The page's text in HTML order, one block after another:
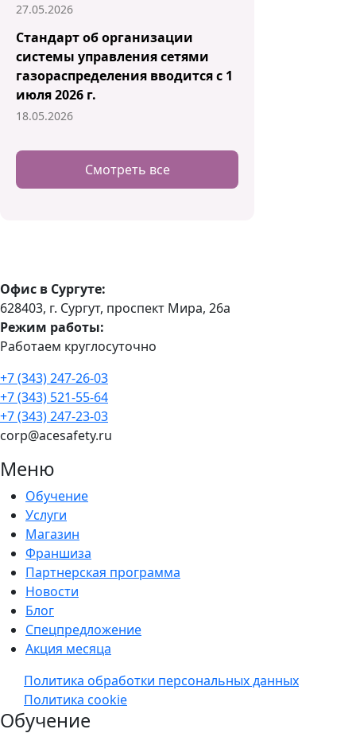
27.05.2026
Стандарт об организации
системы управления сетями
газораспределения вводится с 1
июля 2026 г.
18.05.2026
Смотреть все
Офис в Сургуте:
628403, г. Сургут, проспект Мира, 26а
Режим работы:
Работаем круглосуточно
+7 (343) 247-26-03
+7 (343) 521-55-64
+7 (343) 247-23-03
corp@acesafety.ru
Меню
Обучение
Услуги
Магазин
Франшиза
Партнерская программа
Новости
Блог
Спецпредложение
Акция месяца
Политика обработки персональных данных
Политика cookie
Обучение